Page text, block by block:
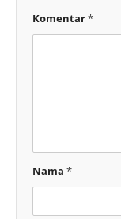
Komentar*
Nama *